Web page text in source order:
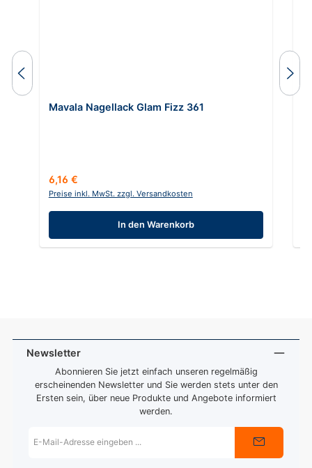
Mavala Nagellack Glam Fizz 361
Regulärer Preis:
6,16 €
Preise inkl. MwSt. zzgl. Versandkosten
In den Warenkorb
Newsletter
Abonnieren Sie jetzt einfach unseren regelmäßig
erscheinenden Newsletter und Sie werden stets unter den
Ersten sein, über neue Produkte und Angebote informiert
werden.
Mail-